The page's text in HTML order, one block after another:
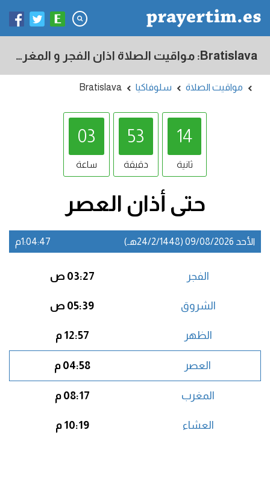
Bratislava: مواقيت الصلاة اذان الفجر و المغرب في اليوم - سلوفاكيا
مواقيت الصلاة سلوفاكيا Bratislava
03
ساعة
53
دقيقة
13
ثانية
حتى أذان العصر
الأحد 09/08/2026 (24/2/1448هـ) 1:04:47م
الفجر 03:27 ص
الشروق 05:39 ص
الظهر 12:57 م
العصر 04:58 م
المغرب 08:17 م
العشاء 10:19 م